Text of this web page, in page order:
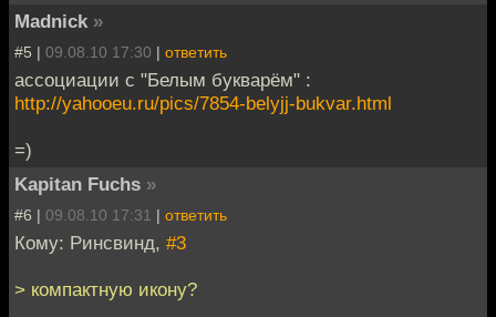
Madnick »
#5 | 09.08.10 17:30 | ответить
ассоциации с "Белым букварём" :
http://yahooeu.ru/pics/7854-belyjj-bukvar.html
=)
Kapitan Fuchs »
#6 | 09.08.10 17:31 | ответить
Кому: Ринсвинд, #3
> компактную икону?